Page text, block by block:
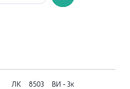
ЛК 8503 ВИ - 3к